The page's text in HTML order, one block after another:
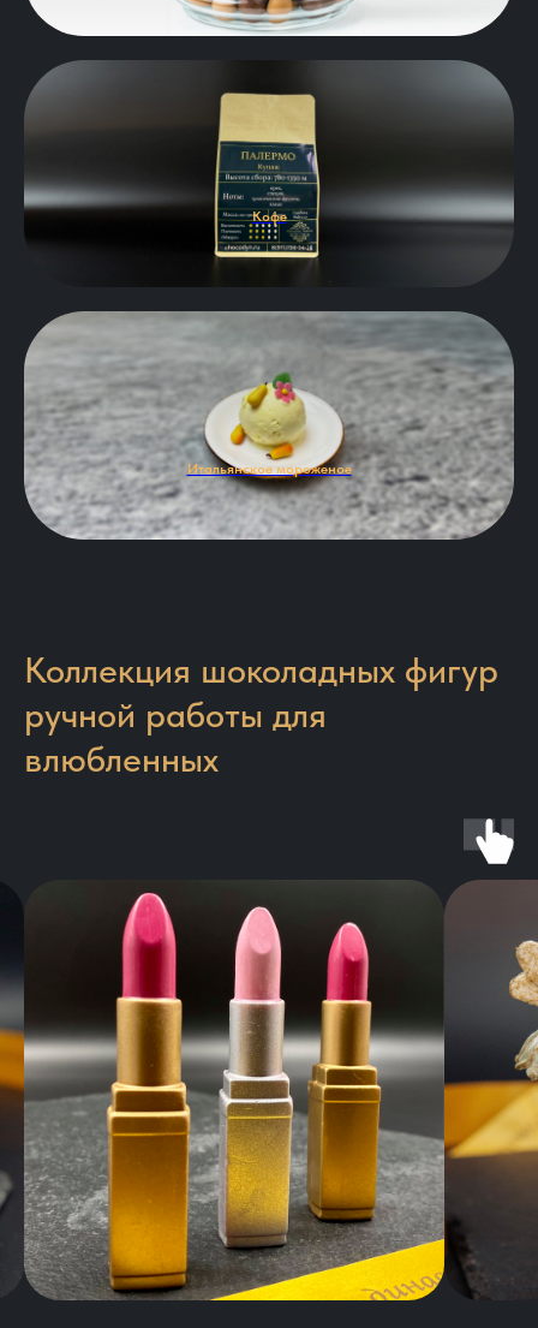
Кофе
Итальянское мороженое
Коллекция шоколадных фигур
ручной работы для
влюбленных